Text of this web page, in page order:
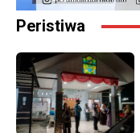
Peristiwa